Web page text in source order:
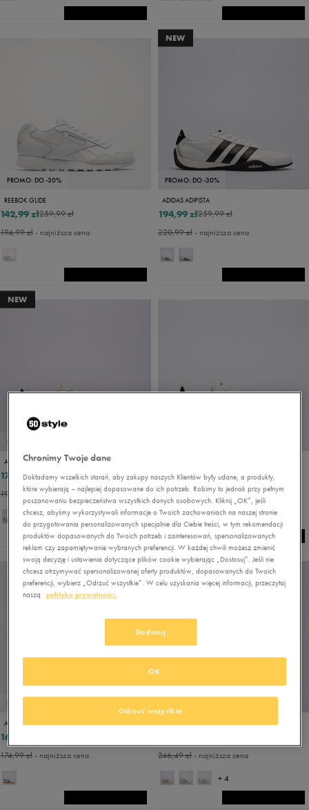
PROMO: DO -30%
REEBOK GLIDE
259,99 zł
142,99 zł
194,99 zł- najniższa cena
NEW
PROMO: DO -30%
ADIDAS ADIPISTA
259,99 zł
194,99 zł
220,99 zł- najniższa cena
NEW
ADIDAS STREETTALK
249,99 zł
174,99 zł
199,99 zł- najniższa cena
249,99 zł
187,49 zł
194,99 zł - najniższa cena
ADIDAS GRAND COURT BASE 2.0
160,99 zł
174,99 zł- najniższa cena
NEW
NEW BALANCE ML408
246,49 zł- najniższa cena
+ 4
Chronimy Twoje dane
Dokładamy wszelkich starań, aby zakupy naszych Klientów były udane, a produkty,
które wybierają – najlepiej dopasowane do ich potrzeb. Robimy to jednak przy pełnym
poszanowaniu bezpieczeństwa wszystkich danych osobowych. Kliknij „OK”, jeśli
chcesz, abyśmy wykorzystywali informacje o Twoich zachowaniach na naszej stronie
do przygotowania personalizowanych specjalnie dla Ciebie treści, w tym rekomendacji
produktów dopasowanych do Twoich potrzeb i zainteresowań, spersonalizowanych
reklam czy zapamiętywanie wybranych preferencji. W każdej chwili możesz zmienić
swoją decyzję i ustawienia dotyczące plików cookie wybierając „Dostosuj”. Jeśli nie
chcesz otrzymywać spersonalizowanej oferty produktów, dopasowanych do Twoich
preferencji, wybierz „Odrzuć wszystkie”. W celu uzyskania więcej informacji, przeczytaj
naszą
politykę prywatności.
Dostosuj
Odrzuć wszystkie
OK